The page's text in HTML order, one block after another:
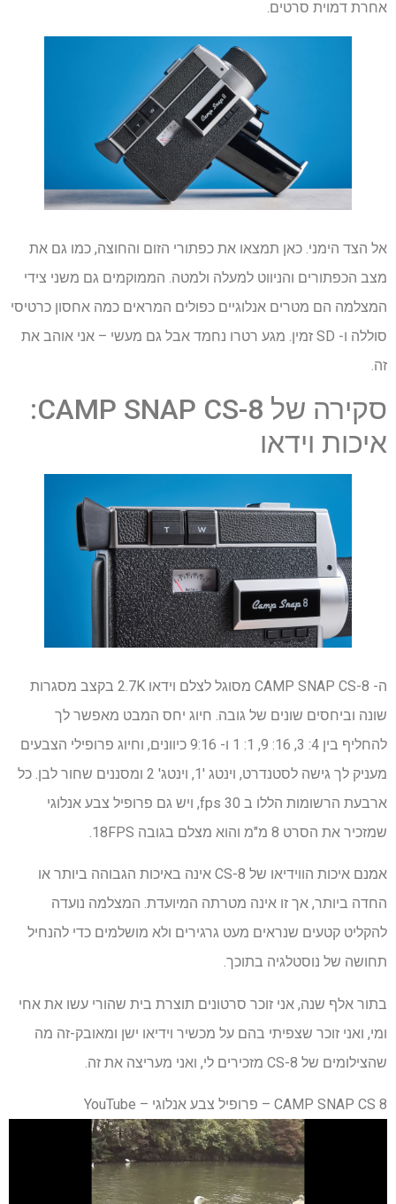
אחרת דמוית סרטים.
אל הצד הימני. כאן תמצאו את כפתורי הזום והחוצה, כמו גם את
מצב הכפתורים והניווט למעלה ולמטה. הממוקמים גם משני צידי
המצלמה הם מטרים אנלוגיים כפולים המראים כמה אחסון כרטיסי
סוללה ו- SD זמין. מגע רטרו נחמד אבל גם מעשי – אני אוהב את
זה.
סקירה של CAMP SNAP CS-8:
איכות וידאו
ה- CAMP SNAP CS-8 מסוגל לצלם וידאו 2.7K בקצב מסגרות
שונה וביחסים שונים של גובה. חיוג יחס המבט מאפשר לך
להחליף בין 4: 3, 16: 9, 1: 1 ו- 9:16 כיוונים, וחיוג פרופילי הצבעים
מעניק לך גישה לסטנדרט, וינטג '1, וינטג' 2 ומסננים שחור לבן. כל
ארבעת הרשומות הללו ב 30 fps, ויש גם פרופיל צבע אנלוגי
שמזכיר את הסרט 8 מ"מ והוא מצלם בגובה 18FPS.
אמנם איכות הווידיאו של CS-8 אינה באיכות הגבוהה ביותר או
החדה ביותר, אך זו אינה מטרתה המיועדת. המצלמה נועדה
להקליט קטעים שנראים מעט גרגירים ולא מושלמים כדי להנחיל
תחושה של נוסטלגיה בתוכך.
בתור אלף שנה, אני זוכר סרטונים תוצרת בית שהורי עשו את אחי
ומי, ואני זוכר שצפיתי בהם על מכשיר וידיאו ישן ומאובק-זה מה
שהצילומים של CS-8 מזכירים לי, ואני מעריצה את זה.
CAMP SNAP CS 8 – פרופיל צבע אנלוגי – YouTube